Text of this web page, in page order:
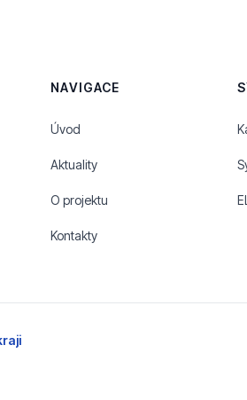
NAVIGACE
Úvod
Aktuality
O projektu
Kontakty